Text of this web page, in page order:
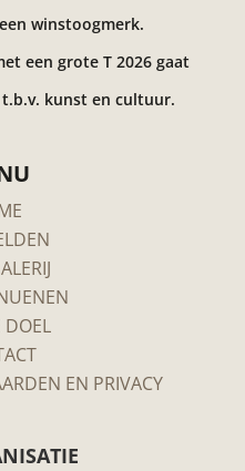
winstoogmerk.
een grote T 2026 gaat
kunst en cultuur.
DOEL
EN PRIVACY